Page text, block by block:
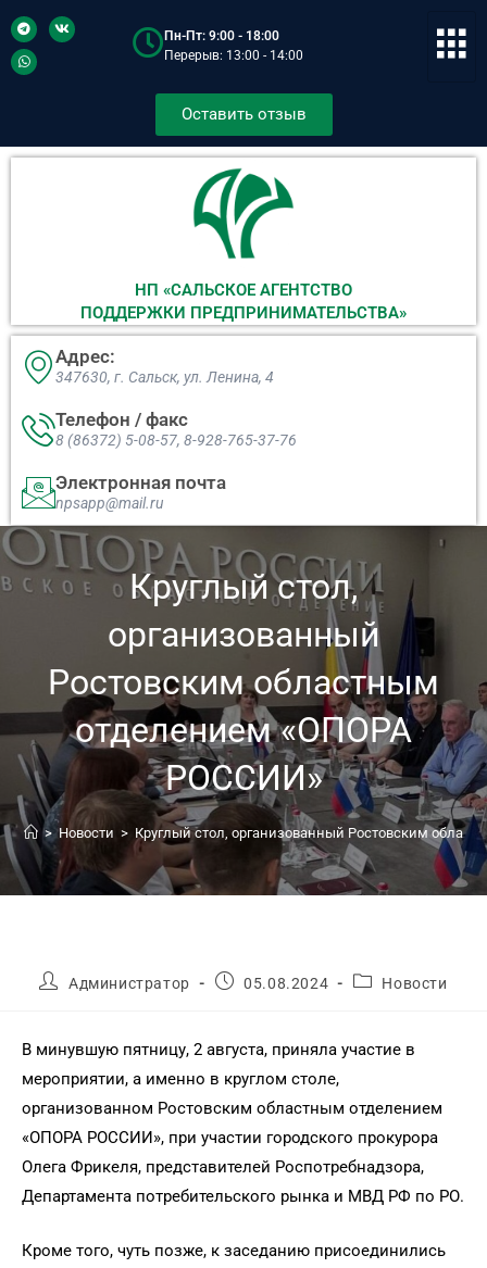
Пн-Пт: 9:00 - 18:00
Перерыв: 13:00 - 14:00
Оставить отзыв
НП «САЛЬСКОЕ АГЕНТСТВО
ПОДДЕРЖКИ ПРЕДПРИНИМАТЕЛЬСТВА»
Адрес:
347630, г. Сальск, ул. Ленина, 4​
Телефон / факс
8 (86372) 5-08-57, 8-928-765-37-76
Электронная почта
npsapp@mail.ru
Круглый стол,
организованный
Ростовским областным
отделением «ОПОРА
РОССИИ»
> Новости > Круглый стол, организованный Ростовским
Администратор 05.08.2024 Новости
В минувшую пятницу, 2 августа, приняла участие в
мероприятии, а именно в круглом столе,
организованном Ростовским областным отделением
«ОПОРА РОССИИ», при участии городского прокурора
Олега Фрикеля, представителей Роспотребнадзора,
Департамента потребительского рынка и МВД РФ по РО.
Кроме того, чуть позже, к заседанию присоединились